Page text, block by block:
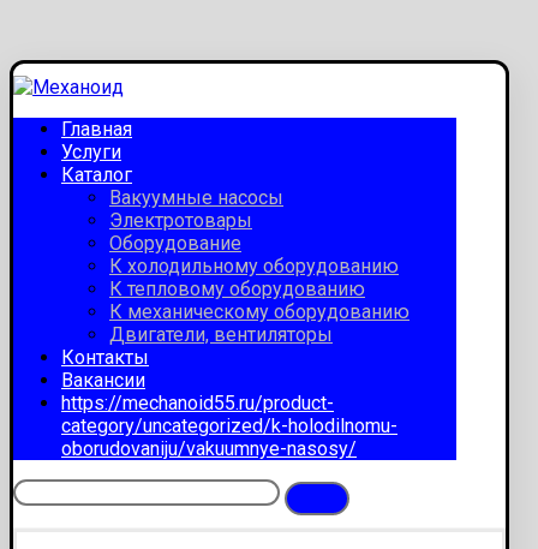
Главная
Услуги
Каталог
Вакуумные насосы
Электротовары
Оборудование
К холодильному оборудованию
К тепловому оборудованию
К механическому оборудованию
Двигатели, вентиляторы
Контакты
Вакансии
https://mechanoid55.ru/product-
category/uncategorized/k-holodilnomu-
oborudovaniju/vakuumnye-nasosy/